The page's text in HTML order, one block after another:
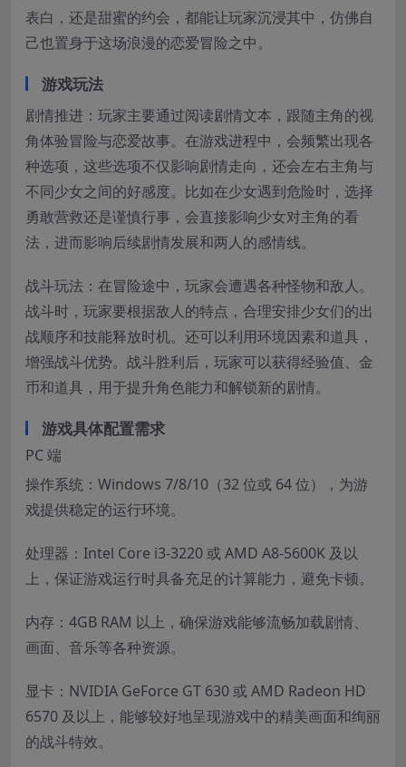
表白，还是甜蜜的约会，都能让玩家沉浸其中，仿佛自
己也置身于这场浪漫的恋爱冒险之中。
游戏玩法
剧情推进：玩家主要通过阅读剧情文本，跟随主角的视
角体验冒险与恋爱故事。在游戏进程中，会频繁出现各
种选项，这些选项不仅影响剧情走向，还会左右主角与
不同少女之间的好感度。比如在少女遇到危险时，选择
勇敢营救还是谨慎行事，会直接影响少女对主角的看
法，进而影响后续剧情发展和两人的感情线。
战斗玩法：在冒险途中，玩家会遭遇各种怪物和敌人。
战斗时，玩家要根据敌人的特点，合理安排少女们的出
战顺序和技能释放时机。还可以利用环境因素和道具，
增强战斗优势。战斗胜利后，玩家可以获得经验值、金
币和道具，用于提升角色能力和解锁新的剧情。
游戏具体配置需求
PC 端
操作系统：Windows 7/8/10（32 位或 64 位），为游
戏提供稳定的运行环境。
处理器：Intel Core i3-3220 或 AMD A8-5600K 及以
上，保证游戏运行时具备充足的计算能力，避免卡顿。
内存：4GB RAM 以上，确保游戏能够流畅加载剧情、
画面、音乐等各种资源。
显卡：NVIDIA GeForce GT 630 或 AMD Radeon HD
6570 及以上，能够较好地呈现游戏中的精美画面和绚丽
的战斗特效。